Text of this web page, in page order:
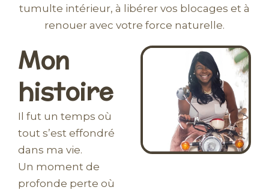
tumulte intérieur, à libérer vos blocages et à
renouer avec votre force naturelle.
Mon
histoire
Il fut un temps où
tout s’est effondré
dans ma vie.
Un moment de
profonde perte où